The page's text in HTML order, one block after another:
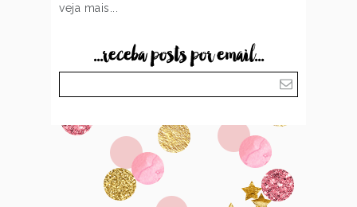
veja mais...
...receba posts por email...